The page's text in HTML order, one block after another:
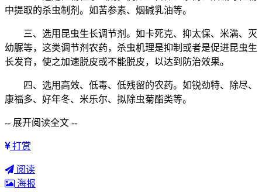
中提取的杀虫制剂。如苦参素、烟碱乳油等。
三、选用昆虫生长调节剂。如卡死克、抑太保、米满、灭
幼脲等，这类调节剂农药，杀虫机理是抑制或者是促进昆虫生
长发育，使之加速脱皮或不能脱皮，以达到防治效果。
四、选用高效、低毒、低残留的农药。如锐劲特、除尽、
康福多、好年冬、米乐尔、拟除虫菊酯类等。
-- 展开阅读全文 --
打赏
阅读
海报